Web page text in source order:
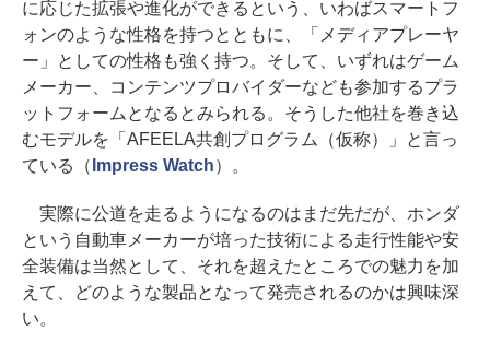
に応じた拡張や進化ができるという、いわばスマートフ
ォンのような性格を持つとともに、「メディアプレーヤ
ー」としての性格も強く持つ。そして、いずれはゲーム
メーカー、コンテンツプロバイダーなども参加するプラ
ットフォームとなるとみられる。そうした他社を巻き込
むモデルを「AFEELA共創プログラム（仮称）」と言っ
ている（ Impress Watch）。
実際に公道を走るようになるのはまだ先だが、ホンダ
という自動車メーカーが培った技術による走行性能や安
全装備は当然として、それを超えたところでの魅力を加
えて、どのような製品となって発売されるのかは興味深
い。